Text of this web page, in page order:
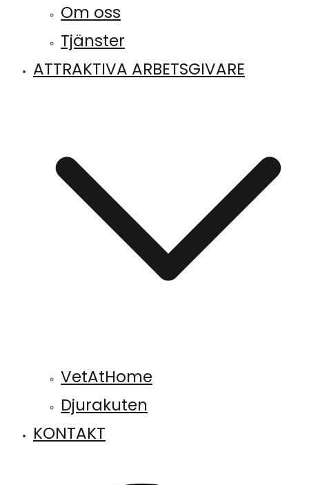
Om oss
Tjänster
ATTRAKTIVA ARBETSGIVARE
VetAtHome
Djurakuten
KONTAKT